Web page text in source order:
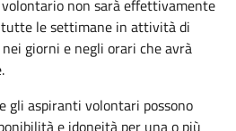
non sarà effettivamente
le settimane in attività di
giorni e negli orari che avrà
gli aspiranti volontari possono
e idoneità per una o più